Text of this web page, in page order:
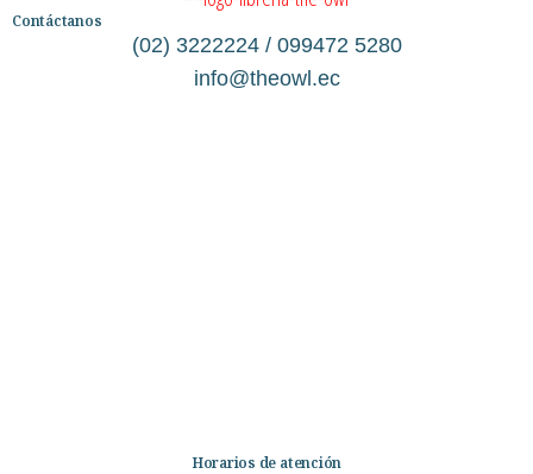
Contáctanos
(02) 3222224 / 099472 5280
info@theowl.ec
Horarios de atención